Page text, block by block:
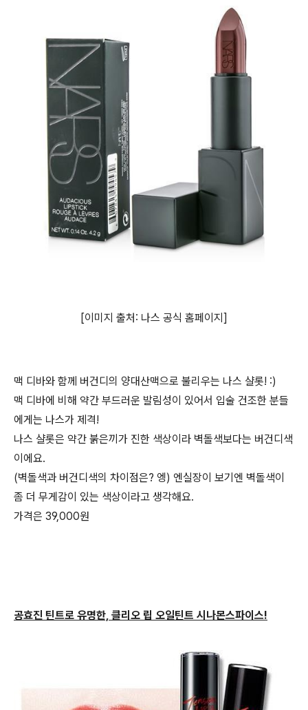
[이미지 출처: 나스 공식 홈페이지]
맥 디바와 함께 버건디의 양대산맥으로 불리우는 나스 샬롯! :)
맥 디바에 비해 약간 부드러운 발림성이 있어서 입술 건조한 분들
에게는 나스가 제격!
나스 샬롯은 약간 붉은끼가 진한 색상이라 벽돌색보다는 버건디색
이에요.
(벽돌색과 버건디색의 차이점은? 엥) 엔실장이 보기엔 벽돌색이
좀 더 무게감이 있는 색상이라고 생각해요.
가격은 39,000원
공효진 틴트로 유명한, 클리오 립 오일틴트 시나몬스파이스!